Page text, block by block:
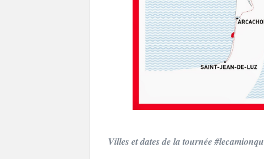
Villes et dates de la tournée